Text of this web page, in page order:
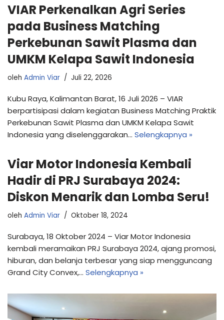
VIAR Perkenalkan Agri Series
pada Business Matching
Perkebunan Sawit Plasma dan
UMKM Kelapa Sawit Indonesia
oleh Admin Viar Juli 22, 2026
Kubu Raya, Kalimantan Barat, 16 Juli 2026 – VIAR
berpartisipasi dalam kegiatan Business Matching Praktik
Perkebunan Sawit Plasma dan UMKM Kelapa Sawit
Indonesia yang diselenggarakan… Selengkapnya »
Viar Motor Indonesia Kembali
Hadir di PRJ Surabaya 2024:
Diskon Menarik dan Lomba Seru!
oleh Admin Viar Oktober 18, 2024
Surabaya, 18 Oktober 2024 – Viar Motor Indonesia
kembali meramaikan PRJ Surabaya 2024, ajang promosi,
hiburan, dan belanja terbesar yang siap mengguncang
Grand City Convex,… Selengkapnya »